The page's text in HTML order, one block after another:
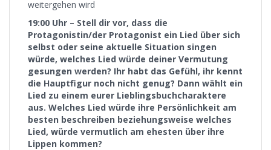
weitergehen wird
19:00 Uhr – Stell dir vor, dass die
Protagonistin/der Protagonist ein Lied über sich
selbst oder seine aktuelle Situation singen
würde, welches Lied würde deiner Vermutung
gesungen werden? Ihr habt das Gefühl, ihr kennt
die Hauptfigur noch nicht genug? Dann wählt ein
Lied zu einem eurer Lieblingsbuchcharaktere
aus. Welches Lied würde ihre Persönlichkeit am
besten beschreiben beziehungsweise welches
Lied, würde vermutlich am ehesten über ihre
Lippen kommen?